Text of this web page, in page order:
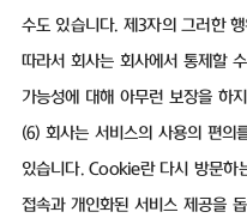
수도 있습니다. 제3자의 그러한
따라서 회사는 회사에서 통제할
가능성에 대해 아무런 보장을 하
(6) 회사는 서비스의 사용의 편
있습니다. Cookie란 다시 방문하
접속과 개인화된 서비스 제공을